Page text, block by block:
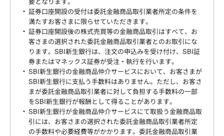
証券口座開設の受付は委託金融商品取引業者所定の条件を
満たすお客さまに限らせていただきます。
証券口座開設後の株式売買等の金融商品取引はすべて、お
客さまの選択された委託金融商品取引業者とのお取引にな
ります。SBI新生銀行は、注文の申込みを受け付け、SBI証
券またはマネックス証券が受注・執行を行います。
SBI新生銀行の金融商品仲介サービスにおいて、お客さまが
SBI新生銀行に支払う手数料はありません。ただし、お客さ
まが委託金融商品取引業者に対して負担する手数料の一部
をSBI新生銀行が報酬として得ることがあります。
SBI新生銀行が金融商品仲介サービスにて取扱う金融商品取
引には、お客さまの選択された委託金融商品取引業者所定
の手数料や必要経費等がかかります。委託金融商品取引業